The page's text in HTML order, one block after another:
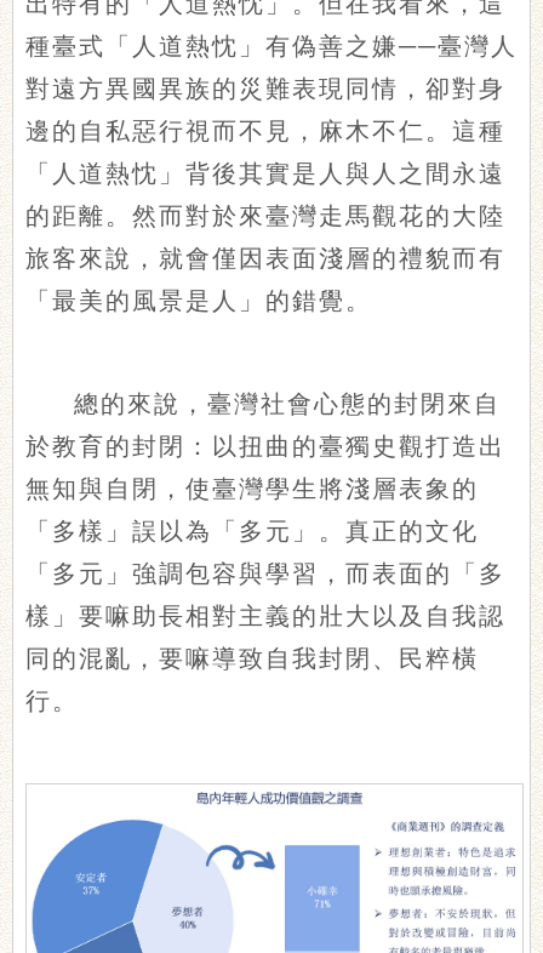
種臺式「人道熱忱」有偽善之嫌──臺灣人
對遠方異國異族的災難表現同情，卻對身
邊的自私惡行視而不見，麻木不仁。這種
「人道熱忱」背後其實是人與人之間永遠
的距離。然而對於來臺灣走馬觀花的大陸
旅客來說，就會僅因表面淺層的禮貌而有
「最美的風景是人」的錯覺。
總的來說，臺灣社會心態的封閉來自
於教育的封閉：以扭曲的臺獨史觀打造出
無知與自閉，使臺灣學生將淺層表象的
「多樣」誤以為「多元」。真正的文化
「多元」強調包容與學習，而表面的「多
樣」要嘛助長相對主義的壯大以及自我認
同的混亂，要嘛導致自我封閉、民粹橫
行。